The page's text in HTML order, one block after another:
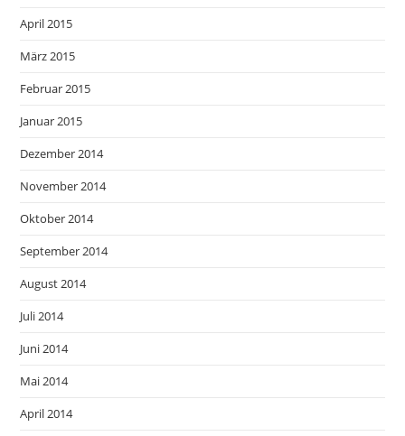
April 2015
März 2015
Februar 2015
Januar 2015
Dezember 2014
November 2014
Oktober 2014
September 2014
August 2014
Juli 2014
Juni 2014
Mai 2014
April 2014